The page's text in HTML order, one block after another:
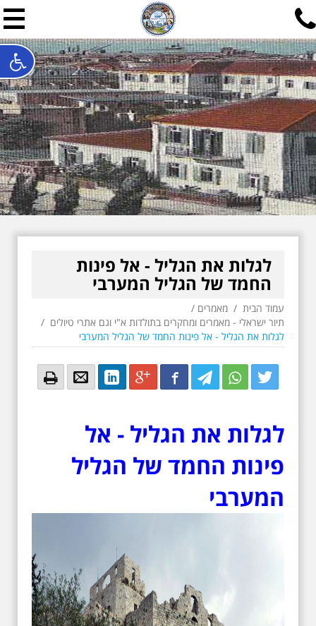
תל אביב שלי
תיור ישראלי בעריכת אילן
האתר המרכזי להיסטוריה של תל אביב ותולדות ארץ ישראל -
חייגו עכשיו:052-7747748
שלחו פנייה:ilan@mytelaviv.co.il
English עברית צור קשר
לגלות את הגליל - אל פינות
החמד של הגליל המערבי
עמוד הבית / מאמרים /
תיור ישראלי - מאמרים ומחקרים בתולדות א"י וגם אתרי טיולים /
לגלות את הגליל - אל פינות החמד של הגליל המערבי
Twitter
Twitter
Twitter
Facebook
Google+
LinkedIn
Email
Email
לגלות את הגליל - אל
פינות החמד של הגליל
המערבי